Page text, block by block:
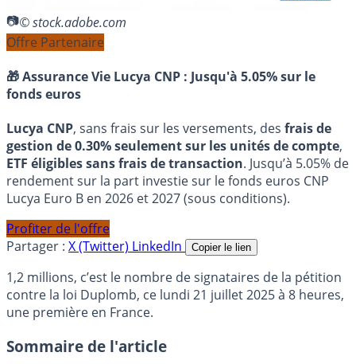
© stock.adobe.com
Offre Partenaire
🎁 Assurance Vie Lucya CNP : Jusqu'à 5.05% sur le
fonds euros
Lucya CNP, sans frais sur les versements, des frais de
gestion de 0.30% seulement sur les unités de compte,
ETF éligibles sans frais de transaction. Jusqu’à 5.05% de
rendement sur la part investie sur le fonds euros CNP
Lucya Euro B en 2026 et 2027 (sous conditions).
Profiter de l'offre
Partager : X (Twitter) LinkedIn Copier le lien
1,2 millions, c’est le nombre de signataires de la pétition
contre la loi Duplomb, ce lundi 21 juillet 2025 à 8 heures,
une première en France.
Sommaire de l'article